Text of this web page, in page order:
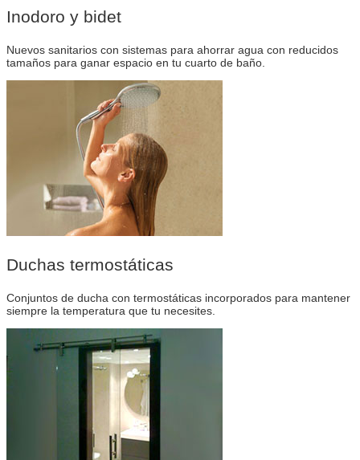
Inodoro y bidet
Nuevos sanitarios con sistemas para ahorrar agua con reducidos
tamaños para ganar espacio en tu cuarto de baño.
Duchas termostáticas
Conjuntos de ducha con termostáticas incorporados para mantener
siempre la temperatura que tu necesites.